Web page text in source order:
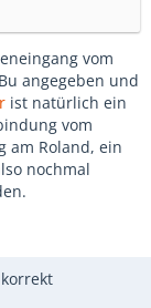
vom
angegeben und
ist natürlich ein
vom
am Roland, ein
nochmal